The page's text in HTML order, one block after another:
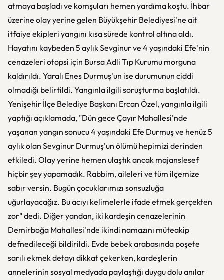
atmaya başladı ve komşuları hemen yardıma koştu. İhbar
üzerine olay yerine gelen Büyükşehir Belediyesi'ne ait
itfaiye ekipleri yangını kısa sürede kontrol altına aldı.
Hayatını kaybeden 5 aylık Sevginur ve 4 yaşındaki Efe'nin
cenazeleri otopsi için Bursa Adli Tıp Kurumu morguna
kaldırıldı. Yaralı Enes Durmuş'un ise durumunun ciddi
olmadığı belirtildi. Yangınla ilgili soruşturma başlatıldı.
Yenişehir İlçe Belediye Başkanı Ercan Özel, yangınla ilgili
yaptığı açıklamada, "Dün gece Çayır Mahallesi'nde
yaşanan yangın sonucu 4 yaşındaki Efe Durmuş ve henüz 5
aylık olan Sevginur Durmuş'un ölümü hepimizi derinden
etkiledi. Olay yerine hemen ulaştık ancak majanslesef
hiçbir şey yapamadık. Rabbim, aileleri ve tüm ilçemize
sabır versin. Bugün çocuklarımızı sonsuzluğa
uğurlayacağız. Bu acıyı kelimelerle ifade etmek gerçekten
zor" dedi. Diğer yandan, iki kardeşin cenazelerinin
Demirboğa Mahallesi'nde ikindi namazını müteakip
defnedileceği bildirildi. Evde bebek arabasında poşete
sarılı ekmek detayı dikkat çekerken, kardeşlerin
annelerinin sosyal medyada paylaştığı duygu dolu anılar